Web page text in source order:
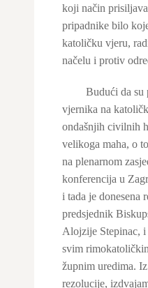
koji način
pripadnike bilo
katoličku vjeru,
načelu i protiv
Budući da su
vjernika na
ondašnjih civilnih
velikoga maha, o
na plenarnom
konferencija u
i tada je donesena
predsjednik
Alojzije Stepinac, i
svim
župnim uredima.
rezolucije,